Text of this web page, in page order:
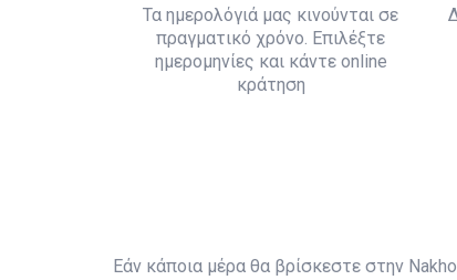
Τα ημερολόγιά μας κινούνται σε
πραγματικό χρόνο. Επιλέξτε
ημερομηνίες και κάντε online
κράτηση
Εάν κάποια μέρα θα βρίσκεστε στην